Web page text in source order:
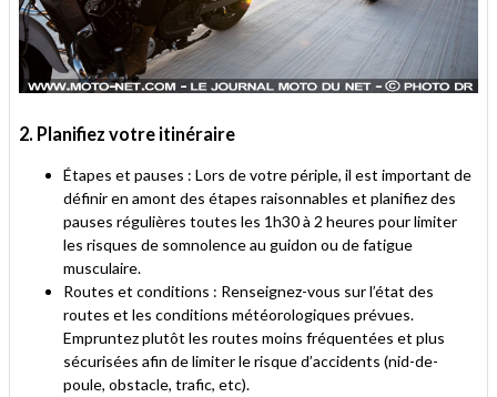
2. Planifiez votre itinéraire
Étapes et pauses : Lors de votre périple, il est important de
définir en amont des étapes raisonnables et planifiez des
pauses régulières toutes les 1h30 à 2 heures pour limiter
les risques de somnolence au guidon ou de fatigue
musculaire.
Routes et conditions : Renseignez-vous sur l’état des
routes et les conditions météorologiques prévues.
Empruntez plutôt les routes moins fréquentées et plus
sécurisées afin de limiter le risque d’accidents (nid-de-
poule, obstacle, trafic, etc).